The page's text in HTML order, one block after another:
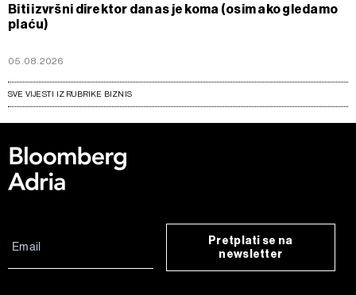
Biti izvršni direktor danas je koma (osim ako gledamo
plaću)
05.08.2026
SVE VIJESTI IZ RUBRIKE BIZNIS
Pretplati se na
newsletter